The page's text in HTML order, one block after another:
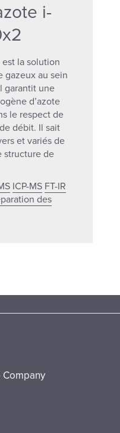
i-
est la solution
gazeux au sein
garantit une
d’azote
le respect de
débit. Il sait
et variés de
structure de
ICP-MS FT-IR
des